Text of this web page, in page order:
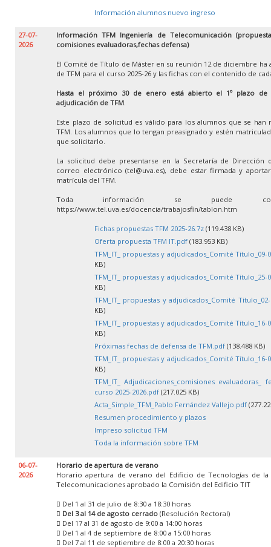
Información alumnos nuevo ingreso
27-07-
2026
Información TFM Ingeniería de Telecomunicación
comisiones evaluadoras,fechas defensa)
El Comité de Título de Máster en su reunión 12 de diciembre
de TFM para el curso 2025-26 y las fichas con el contenido de
Hasta el próximo 30 de enero está abierto el 1º plazo
adjudicación de TFM.
Este plazo de solicitud es válido para los alumnos que se han
TFM. Los alumnos que lo tengan preasignado y estén
que solicitarlo.
La solicitud debe presentarse en la Secretaría de Dirección
correo electrónico (tel@uva.es), debe estar firmada y
matrícula del TFM.
Toda información se puede
https://www.tel.uva.es/docencia/trabajosfin/tablon.htm
Fichas propuestas TFM 2025-26.7z (119.438 KB)
Oferta propuesta TFM IT.pdf (183.953 KB)
TFM_IT_ propuestas y adjudicados_Comité Título_09-
KB)
TFM_IT_ propuestas y adjudicados_Comité Título_25-
KB)
TFM_IT_ propuestas y adjudicados_Comité Título_02-
KB)
TFM_IT_ propuestas y adjudicados_Comité Título_16-
KB)
Próximas fechas de defensa de TFM.pdf (138.488 KB)
TFM_IT_ propuestas y adjudicados_Comité Título_16-
KB)
TFM_IT_ Adjudicaciones_comisiones evaluadoras_
curso 2025-2026.pdf (217.025 KB)
Acta_Simple_TFM_Pablo Fernández Vallejo.pdf
Resumen procedimiento y plazos
Impreso solicitud TFM
Toda la información sobre TFM
06-07-
2026
Horario de apertura de verano
Horario apertura de verano del Edificio de Tecnologías de
Telecomunicaciones aprobado la Comisión del Edificio TIT
 Del 1 al 31 de julio de 8:30 a 18:30 horas
 Del 3 al 14 de agosto cerrado (Resolución Rectoral)
 Del 17 al 31 de agosto de 9:00 a 14:00 horas
 Del 1 al 4 de septiembre de 8:00 a 15:00 horas
 Del 7 al 11 de septiembre de 8:00 a 20:30 horas